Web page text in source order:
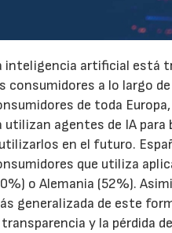
inteligencia artificial está
consumidores a lo largo
de toda
utilizan agentes de IA
en el futuro.
que utiliza
o Alemania (52%).
generalizada de este
transparencia y la pérdida